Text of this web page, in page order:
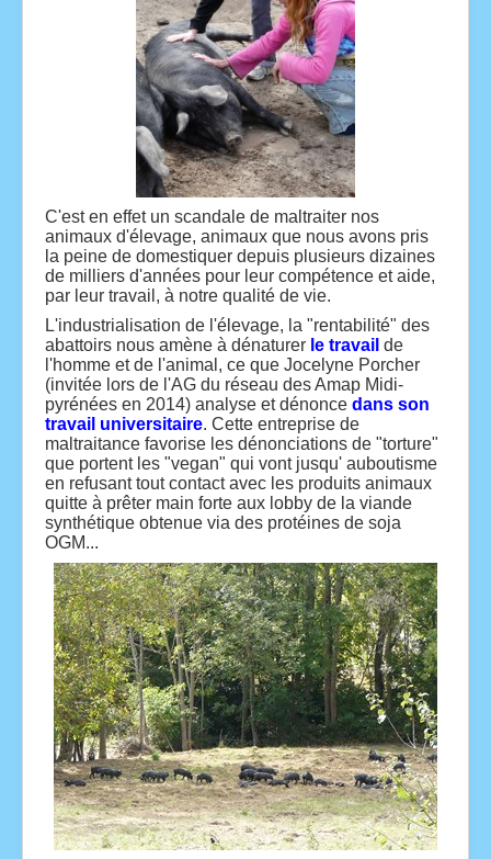
C'est en effet un scandale de maltraiter nos
animaux d'élevage, animaux que nous avons pris
la peine de domestiquer depuis plusieurs dizaines
de milliers d'années pour leur compétence et aide,
par leur travail, à notre qualité de vie.
L'industrialisation de l'élevage, la "rentabilité" des
abattoirs nous amène à dénaturer le travail de
l'homme et de l'animal, ce que Jocelyne Porcher
(invitée lors de l'AG du réseau des Amap Midi-
pyrénées en 2014) analyse et dénonce dans son
travail universitaire. Cette entreprise de
maltraitance favorise les dénonciations de "torture"
que portent les "vegan" qui vont jusqu' auboutisme
en refusant tout contact avec les produits animaux
quitte à prêter main forte aux lobby de la viande
synthétique obtenue via des protéines de soja
OGM...